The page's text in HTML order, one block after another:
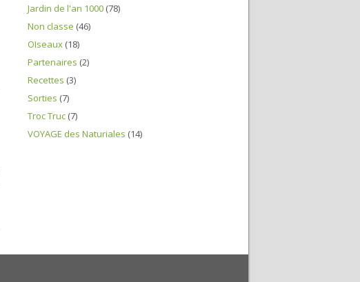
Jardin de l'an 1000 (78)
Non classe (46)
OIseaux (18)
Partenaires (2)
Recettes (3)
Sorties (7)
Troc Truc (7)
VOYAGE des Naturiales (14)